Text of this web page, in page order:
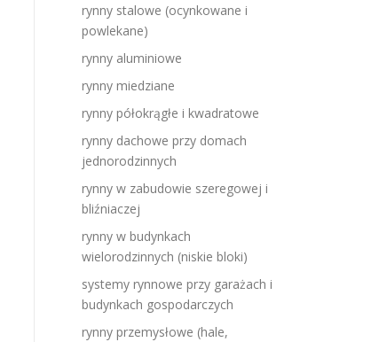
rynny stalowe (ocynkowane i
powlekane)
rynny aluminiowe
rynny miedziane
rynny półokrągłe i kwadratowe
rynny dachowe przy domach
jednorodzinnych
rynny w zabudowie szeregowej i
bliźniaczej
rynny w budynkach
wielorodzinnych (niskie bloki)
systemy rynnowe przy garażach i
budynkach gospodarczych
rynny przemysłowe (hale,